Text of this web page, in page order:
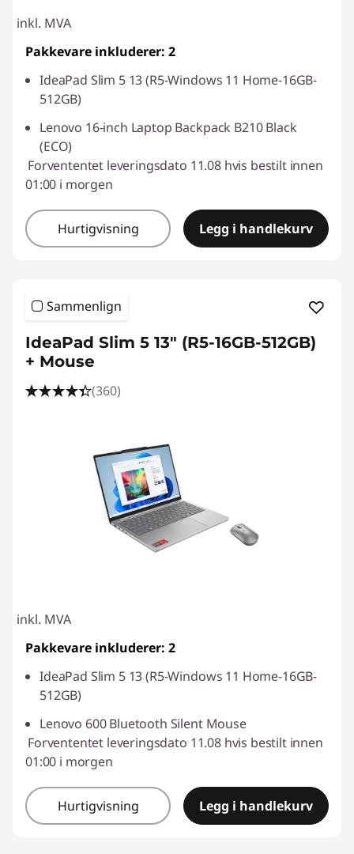
inkl. MVA
Pakkevare inkluderer: 2
IdeaPad Slim 5 13 (R5-Windows 11 Home-16GB-
512GB)
Lenovo 16-inch Laptop Backpack B210 Black
(ECO)
Forvententet leveringsdato 11.08 hvis bestilt innen
01:00 i morgen
Hurtigvisning Legg i handlekurv
Sammenlign
IdeaPad Slim 5 13" (R5-16GB-512GB)
+ Mouse
(360)
inkl. MVA
Pakkevare inkluderer: 2
IdeaPad Slim 5 13 (R5-Windows 11 Home-16GB-
512GB)
Lenovo 600 Bluetooth Silent Mouse
Forvententet leveringsdato 11.08 hvis bestilt innen
01:00 i morgen
Hurtigvisning Legg i handlekurv